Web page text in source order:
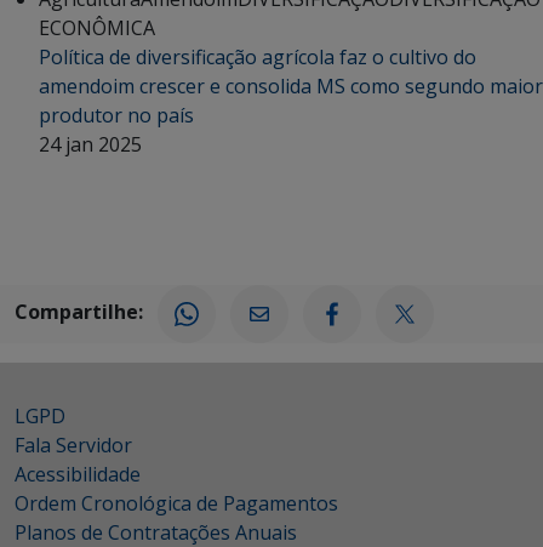
ECONÔMICA
Política de diversificação agrícola faz o cultivo do
amendoim crescer e consolida MS como segundo maior
produtor no país
24 jan 2025
Compartilhe:
LGPD
Fala Servidor
Acessibilidade
Ordem Cronológica de Pagamentos
Planos de Contratações Anuais